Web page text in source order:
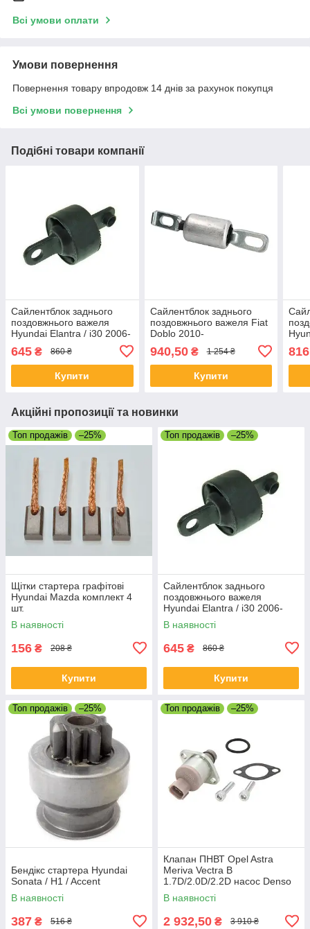
Всі умови оплати
Умови повернення
Повернення товару впродовж 14 днів за рахунок покупця
Всі умови повернення
Подібні товари компанії
Сайлентблок заднього
поздовжнього важеля
Hyundai Elantra / i30 2006-
645 ₴ 860 ₴
Купити
Сайлентблок заднього
поздовжнього важеля Fiat
Doblo 2010-
940,50₴ 1 254 ₴
Купити
816
Акційні пропозиції та новинки
Топ продажів –25%
Щітки стартера графітові
Hyundai Mazda комплект 4
шт.
В наявності
156 ₴ 208 ₴
Купити
Топ продажів –25%
Сайлентблок заднього
поздовжнього важеля
Hyundai Elantra / i30 2006-
В наявності
645 ₴ 860 ₴
Купити
Топ продажів –25%
Бендікс стартера Hyundai
Sonata / H1 / Accent
В наявності
387 ₴ 516 ₴
Топ продажів –25%
Клапан ПНВТ Opel Astra
Meriva Vectra B
1.7D/2.0D/2.2D насос Denso
В наявності
2 932,50 ₴ 3 910 ₴